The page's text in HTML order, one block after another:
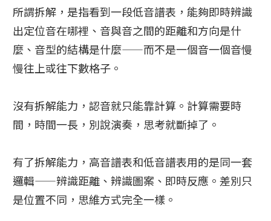
所謂拆解，是指看到一段低音譜表，能夠即時辨識
出定位音在哪裡、音與音之間的距離和方向是什
麼、音型的結構是什麼——而不是一個音一個音慢
慢往上或往下數格子。
沒有拆解能力，認音就只能靠計算。計算需要時
間，時間一長，別說演奏，思考就斷掉了。
有了拆解能力，高音譜表和低音譜表用的是同一套
邏輯——辨識距離、辨識圖案、即時反應。差別只
是位置不同，思維方式完全一樣。